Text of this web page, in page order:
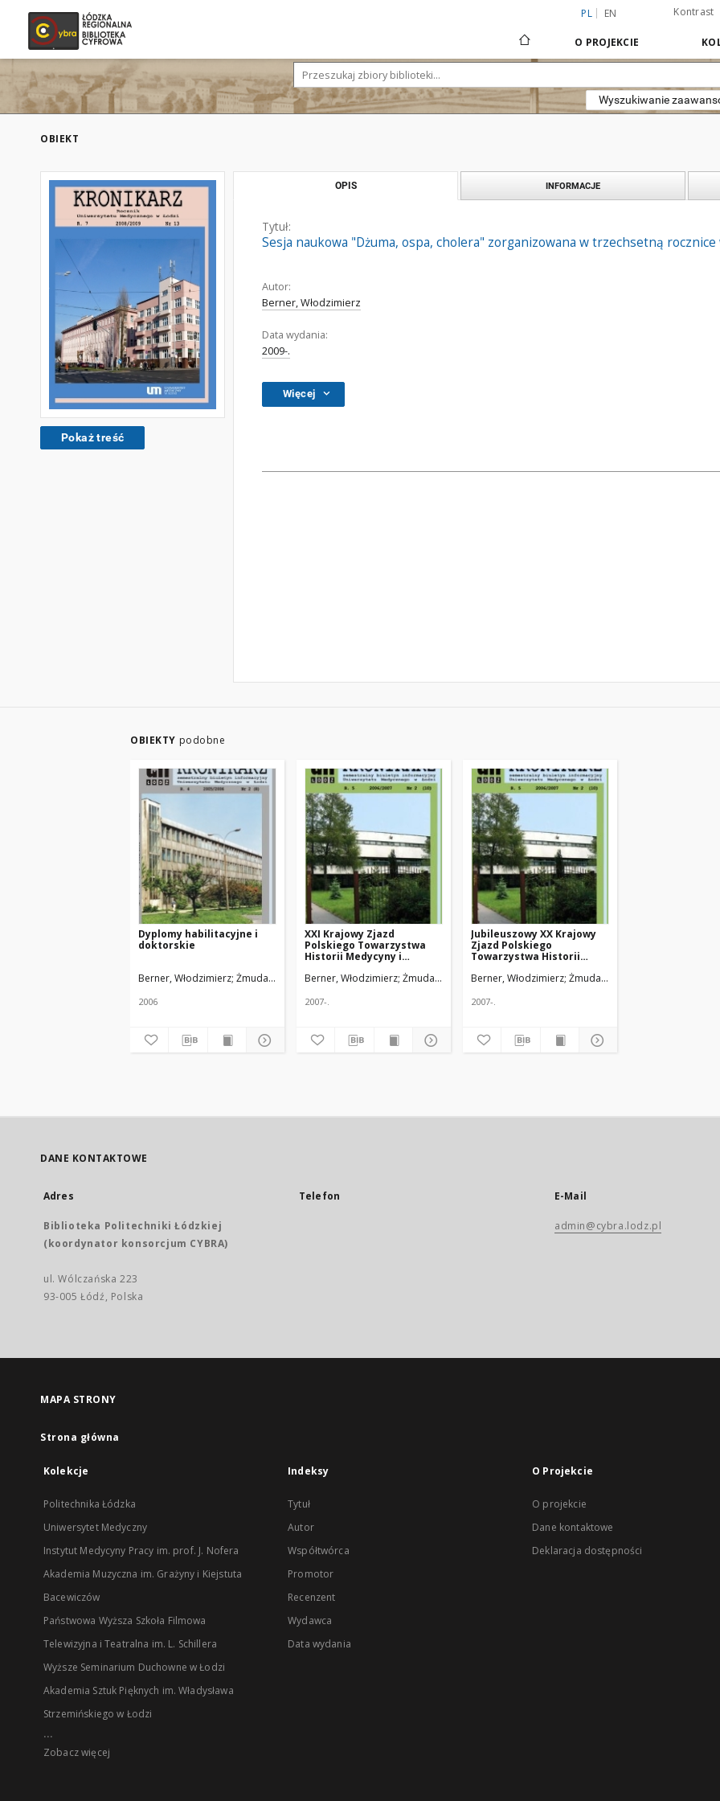
PL EN Kontrast
O PROJEKCIE
Wyszukiwanie
OBIEKT
Pokaż treść
OPIS INFORMACJE
Tytuł:
Sesja naukowa "Dżuma, ospa, cholera" zorganizowana w trzechsetną
Autor:
Berner, Włodzimierz
Data wydania:
2009-.
Więcej
OBIEKTY podobne
Dyplomy habilitacyjne i
doktorskie
Berner, Włodzimierz Żmuda, Ryszard. Red. nacz.
2006
XXI Krajowy Zjazd
Polskiego Towarzystwa
Historii Medycyny i
Berner, Włodzimierz Żmuda, Ryszard. Red. nacz.
2007-.
Jubileuszowy XX Krajowy
Zjazd Polskiego
Towarzystwa Historii
Berner, Włodzimierz Żmuda, Ryszard. Red. nacz.
2007-.
DANE KONTAKTOWE
Adres
Biblioteka Politechniki Łódzkiej
(koordynator konsorcjum CYBRA)
ul. Wólczańska 223
93-005 Łódź, Polska
Telefon E-Mail
admin@cybra.lodz.pl
MAPA STRONY
Strona główna
Kolekcje
Politechnika Łódzka
Uniwersytet Medyczny
Instytut Medycyny Pracy im. prof. J. Nofera
Akademia Muzyczna im. Grażyny i Kiejstuta
Bacewiczów
Państwowa Wyższa Szkoła Filmowa
Telewizyjna i Teatralna im. L. Schillera
Wyższe Seminarium Duchowne w Łodzi
Akademia Sztuk Pięknych im. Władysława
Strzemińskiego w Łodzi
...
Zobacz więcej
Indeksy
Tytuł
Autor
Współtwórca
Promotor
Recenzent
Wydawca
Data wydania
O Projekcie
O projekcie
Dane kontaktowe
Deklaracja dostępności